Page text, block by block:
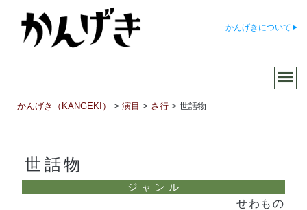
かんげきについて
かんげき（KANGEKI） >演目 > さ行 >世話物
世話物
せわもの